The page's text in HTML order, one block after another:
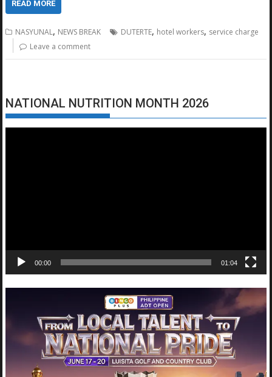
READ MORE
NASYUNAL, NEWS BREAK DUTERTE, hotel workers, service charge
Leave a comment
NATIONAL NUTRITION MONTH 2026
00:00 01:04